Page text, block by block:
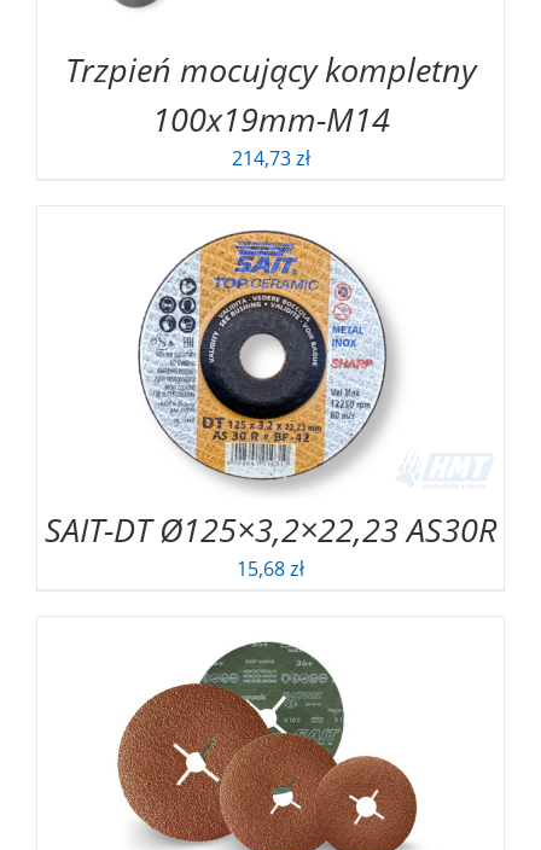
Trzpień mocujący kompletny
100x19mm-M14
214,73zł
SAIT-DT Ø125×3,2×22,23 AS30R
15,68zł